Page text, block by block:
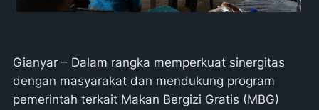
Gianyar – Dalam rangka memperkuat sinergitas
dengan masyarakat dan mendukung program
pemerintah terkait Makan Bergizi Gratis (MBG)